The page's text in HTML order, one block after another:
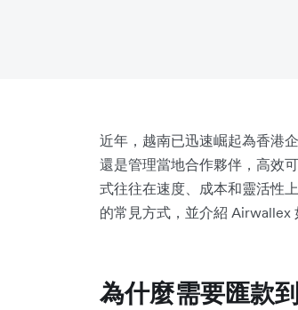
近年，越南已迅速崛起為香港
還是管理當地合作夥伴，高效
式往往在速度、成本和靈活性
的常見方式，並介紹 Airwallex
為什麼需要匯款